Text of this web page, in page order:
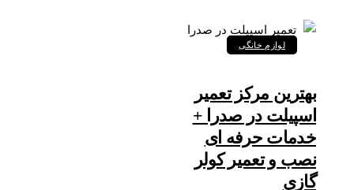
لوازم خانگی
بهترین مرکز تعمیر
اسپیلت در صدرا +
خدمات حرفه ای
نصب و تعمیر کولر
گازی